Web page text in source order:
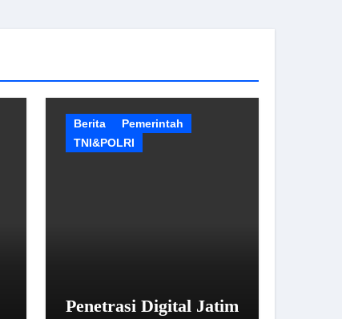
Berita
Pemerintah
TNI&POLRI
Penetrasi Digital Jatim